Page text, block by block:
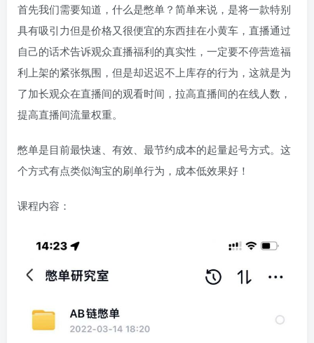
首先我们需要知道，什么是憋单？简单来说，是将一款特别
具有吸引力但是价格又很便宜的东西挂在小黄车，直播通过
自己的话术告诉观众直播福利的真实性，一定要不停营造福
利上架的紧张氛围，但是却迟迟不上库存的行为，这就是为
了加长观众在直播间的观看时间，拉高直播间的在线人数，
提高直播间流量权重。
憋单是目前最快速、有效、最节约成本的起量起号方式。这
个方式有点类似淘宝的刷单行为，成本低效果好！
课程内容：